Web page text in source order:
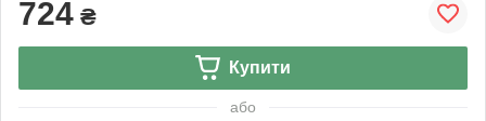
724 ₴
Купити
або